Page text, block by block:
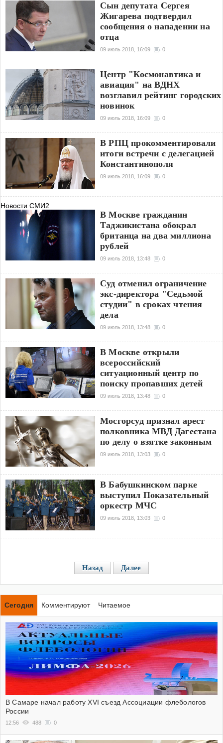
Сын депутата Сергея
Жигарева подтвердил
сообщения о нападении на
отца
09 июль 2018, 16:09 0
Центр "Космонавтика и
авиация" на ВДНХ
возглавил рейтинг городских
новинок
09 июль 2018, 16:09 0
В РПЦ прокомментировали
итоги встречи с делегацией
Константинополя
09 июль 2018, 16:09 0
Новости СМИ2
В Москве гражданин
Таджикистана обокрал
британца на два миллиона
рублей
09 июль 2018, 13:48 0
Суд отменил ограничение
экс-директора "Седьмой
студии" в сроках чтения
дела
09 июль 2018, 13:48 0
В Москве открыли
всероссийский
ситуационный центр по
поиску пропавших детей
09 июль 2018, 13:48 0
Мосгорсуд признал арест
полковника МВД Дагестана
по делу о взятке законным
09 июль 2018, 13:03 0
В Бабушкинском парке
выступил Показательный
оркестр МЧС
09 июль 2018, 13:03 0
Назад Далее
Сегодня Комментируют Читаемое
В Самаре начал работу XVI съезд Ассоциации флебологов
России
12:56 488 0